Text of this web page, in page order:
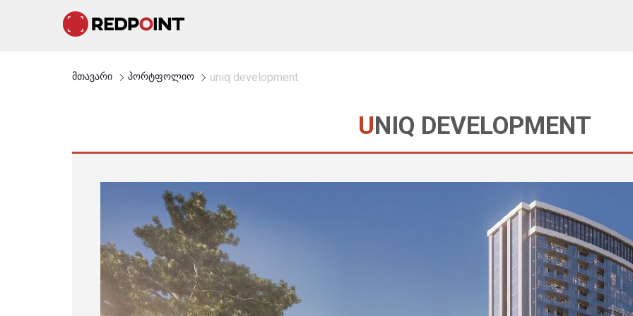
მთავარი პორტფოლიო uniq development
UNIQ DEVELOPMENT